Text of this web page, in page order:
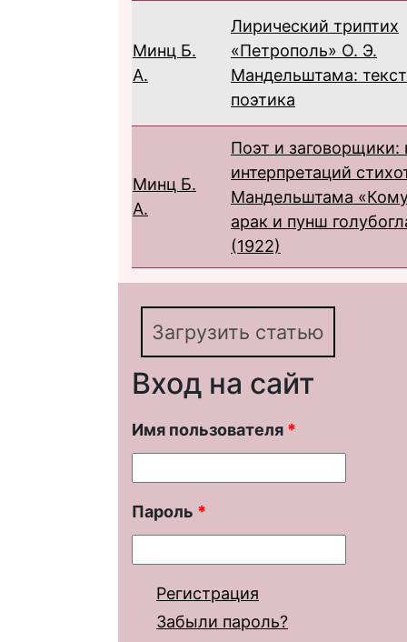
Минц Б.
А.
Лирический триптих
«Петрополь» О. Э.
Мандельштама:
поэтика
Минц Б.
А.
Поэт и заговорщики:
интерпретаций
Мандельштама
арак и пунш
(1922)
Загрузить статью
Вход на сайт
Имя пользователя *
Пароль *
Регистрация
Забыли пароль?